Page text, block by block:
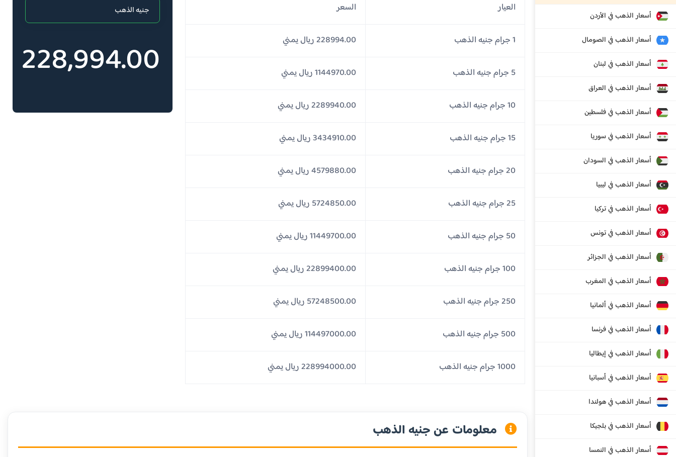
أسعار الذهب في الأردن
أسعار الذهب في الصومال
أسعار الذهب في لبنان
أسعار الذهب في العراق
أسعار الذهب في فلسطين
أسعار الذهب في سوريا
أسعار الذهب في السودان
أسعار الذهب في ليبيا
أسعار الذهب في تركيا
أسعار الذهب في تونس
أسعار الذهب في الجزائر
أسعار الذهب في المغرب
أسعار الذهب في ألمانيا
أسعار الذهب في فرنسا
أسعار الذهب في إيطاليا
أسعار الذهب في أسبانيا
أسعار الذهب في هولندا
أسعار الذهب في بلجيكا
أسعار الذهب في النمسا
العيار السعر
1 جرام جنيه الذهب 228994.00 ريال يمني
5 جرام جنيه الذهب 1144970.00 ريال يمني
10 جرام جنيه الذهب 2289940.00 ريال يمني
15 جرام جنيه الذهب 3434910.00 ريال يمني
20 جرام جنيه الذهب 4579880.00 ريال يمني
25 جرام جنيه الذهب 5724850.00 ريال يمني
50 جرام جنيه الذهب 11449700.00 ريال يمني
100 جرام جنيه الذهب 22899400.00 ريال يمني
250 جرام جنيه الذهب 57248500.00 ريال يمني
500 جرام جنيه الذهب 114497000.00 ريال يمني
1000 جرام جنيه الذهب 228994000.00 ريال يمني
228,994.00
معلومات عن جنيه الذهب